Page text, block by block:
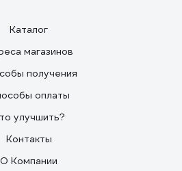
Каталог
магазинов
получения
оплаты
улучшить?
Контакты
О Компании